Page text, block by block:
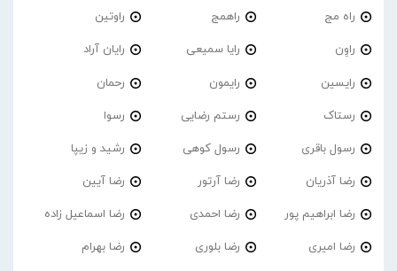
راه مج راهمج راوتین
راوِن رایا سمیعی رایان آراد
رایسین رایمون رحمان
رستاک رستم رضایی رسوا
رسول باقری رسول کوهی رشید و زیپا
رضا آذریان رضا آرتور رضا آیین
رضا ابراهیم پور رضا احمدی رضا اسماعیل زاده
رضا امیری رضا بلوری رضا بهرام